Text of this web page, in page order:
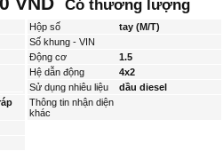
Có thương lượng
Hộp số
tay (M/T)
Số khung - VIN
Động cơ
1.5
Hệ dẫn động
4x2
Sử dụng nhiêu liệu
dầu diesel
Thông tin nhận diện
khác